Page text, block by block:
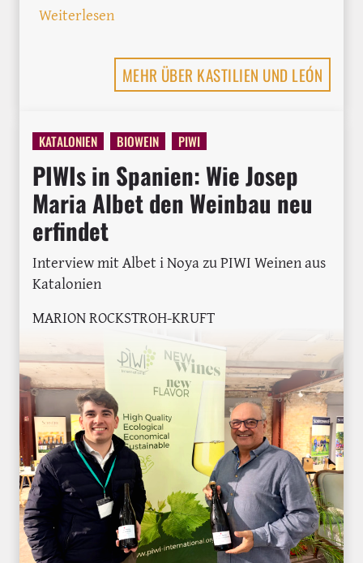
Weiterlesen: In Rueda auf der Suche nach dem
MEHR ÜBER KASTILIEN UND LEÓN
KATALONIEN BIOWEIN PIWI
PIWIs in Spanien: Wie Josep
Maria Albet den Weinbau neu
erfindet
Interview mit Albet i Noya zu PIWI Weinen aus
Katalonien
MARION ROCKSTROH-KRUFT